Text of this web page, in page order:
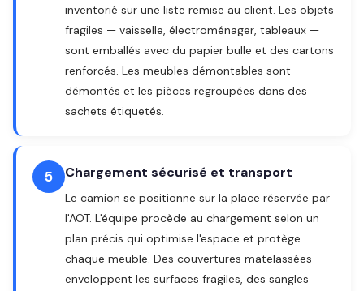
inventorié sur une liste remise au client. Les objets
fragiles — vaisselle, électroménager, tableaux —
sont emballés avec du papier bulle et des cartons
renforcés. Les meubles démontables sont
démontés et les pièces regroupées dans des
sachets étiquetés.
5 Chargement sécurisé et transport
Le camion se positionne sur la place réservée par
l'AOT. L'équipe procède au chargement selon un
plan précis qui optimise l'espace et protège
chaque meuble. Des couvertures matelassées
enveloppent les surfaces fragiles, des sangles